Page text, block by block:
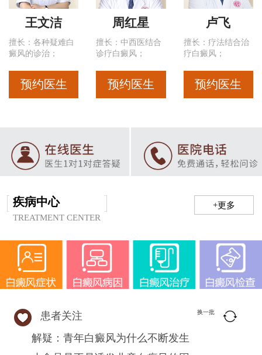
王文洁
擅长：各种疑难白
癜风的诊治；
预约医生
周红星
擅长：中西医结合
诊疗白癜风；
预约医生
卢飞
擅长：疗法结合治
疗白癜风；
预约医生
疾病中心
TREATMENT CENTER
+更多
患者关注 换一批
解疑：青年白癜风为什么不断发生